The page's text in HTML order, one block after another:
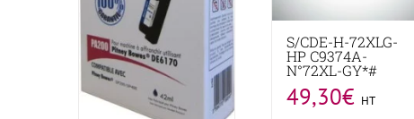
S/CDE-H-72XLG-
HP C9374A-
N°72XL-GY*#
49,30€ HT